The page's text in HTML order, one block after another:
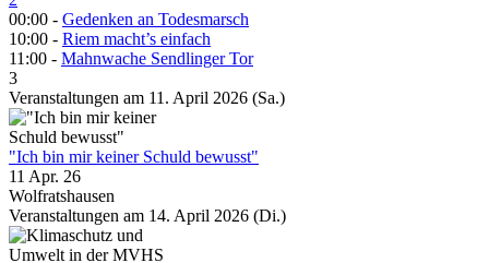
00:00 - Gedenken an Todesmarsch
10:00 - Riem macht’s einfach
11:00 - Mahnwache Sendlinger Tor
3
Veranstaltungen am 11. April 2026 (Sa.)
"Ich bin mir keiner Schuld bewusst"
11 Apr. 26
Wolfratshausen
Veranstaltungen am 14. April 2026 (Di.)